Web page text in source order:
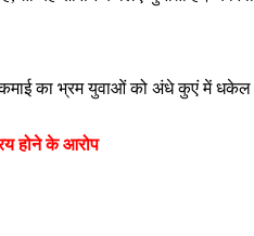
का भ्रम युवाओं को अंधे कुएं में धकेल
होने के आरोप